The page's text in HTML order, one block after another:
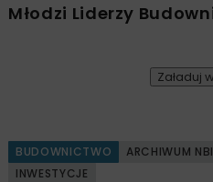
Młodzi Liderzy
Załaduj
BUDOWNICTWO
ARCHIWUM NBI
INWESTYCJE